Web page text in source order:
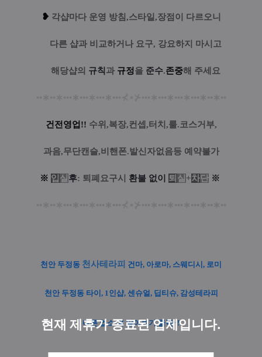
현재 제휴가 종료된 업체입니다.
❥ 각샵마다 운영 방침,스타일,장점이 다르오니
다른 샵과 비교하거나 요구, 강요하지 마시고
해당샵의 규칙 과 규정을 준수.존중해 주세요
건전영업!! 수위,복장,컨셉,터치,룰.코스거부,
과음,무단캔슬,비핸폰.발신자없음등 예약불가
※ 입 실 후: 퇴폐요구시 환불 없이 퇴 실 +차단 ※
천안 두정동 천사테라피 건마, 아로마, 스웨디시, 로미
천안 두정동 타이, 1인샵, 센슈얼, 딥티슈, 감성테라피
다른 업소 더 알아보기 클릭~!